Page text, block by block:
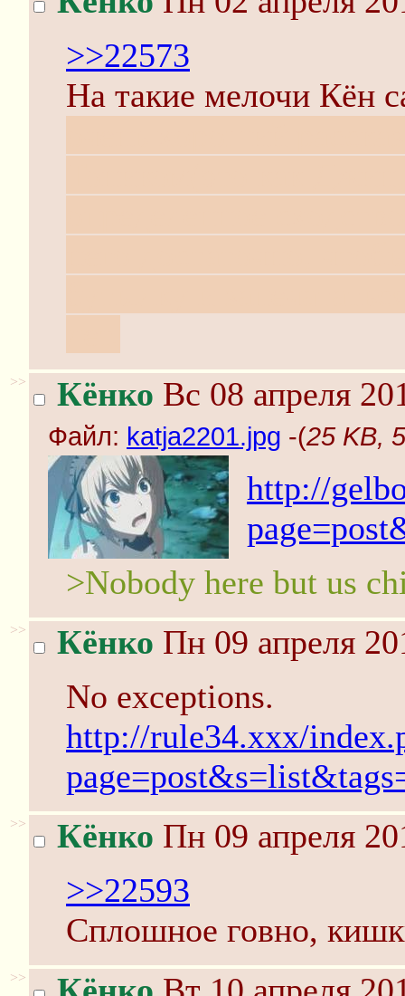
>>22573
На такие мелочи Кён
>> Кёнко Вс 08 апреля
Файл: katja2201.jpg -(25 KB,
http://
>Nobody here but us
>> Кёнко Пн 09 апреля
No exceptions.
http://rule34.xxx/
>> Кёнко Пн 09 апреля
>>22593
Сплошное говно,
>>